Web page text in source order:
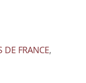
DE FRANCE,